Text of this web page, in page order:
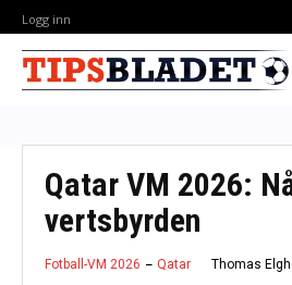
Logg inn
Qatar VM 2026:
vertsbyrden
Fotball-VM 2026 Qatar Thomas